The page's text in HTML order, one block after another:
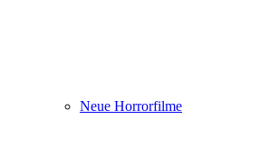
Neue Horrorfilme